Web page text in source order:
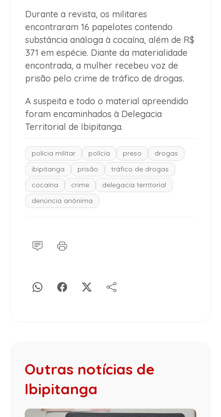
Durante a revista, os militares
encontraram 16 papelotes contendo
substância análoga à cocaína, além de R$
371 em espécie. Diante da materialidade
encontrada, a mulher recebeu voz de
prisão pelo crime de tráfico de drogas.
A suspeita e todo o material apreendido
foram encaminhados à Delegacia
Territorial de Ibipitanga.
polícia militar polícia preso
drogas
ibipitanga
prisão
tráfico de drogas
cocaína
crime
delegacia territorial
denúncia anônima
Outras notícias de
Ibipitanga